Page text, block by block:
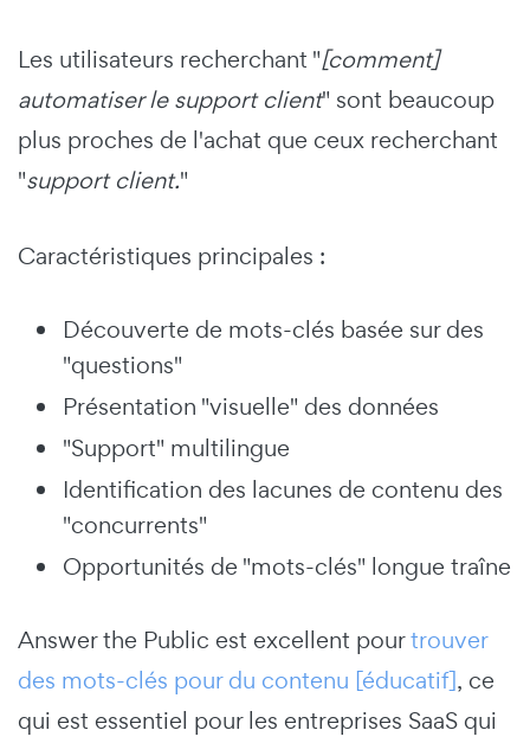
Les utilisateurs recherchant "[comment]
automatiser le support client" sont beaucoup
plus proches de l'achat que ceux recherchant
"support client."
Caractéristiques principales :
Découverte de mots-clés basée sur des
"questions"
Présentation "visuelle" des données
"Support" multilingue
Identification des lacunes de contenu des
"concurrents"
Opportunités de "mots-clés" longue traîne
Answer the Public est excellent pourtrouver
des mots-clés pour du contenu [éducatif], ce
qui est essentiel pour les entreprises SaaS qui